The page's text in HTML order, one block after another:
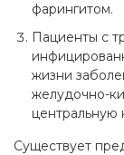
фарингитом.
Пациенты с
жизни
желудочно-
центральную
Существует